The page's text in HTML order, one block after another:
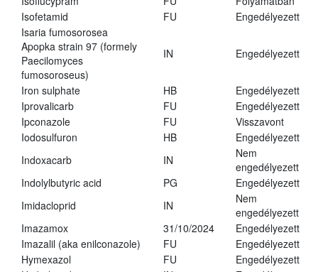
Isofetamid
FU
Engedélyezett
Isaria fumosorosea
Apopka strain 97 (formely
Paecilomyces
fumosoroseus)
IN Engedélyezett
Iron sulphate HB
Engedélyezett
Iprovalicarb
FU
Engedélyezett
Ipconazole
FU
Visszavont
Iodosulfuron
HB
Engedélyezett
Indoxacarb
IN
Nem
engedélyezett
Indolylbutyric acid
PG
Engedélyezett
Imidacloprid
IN
Nem
engedélyezett
Imazamox
31/10/2024
Engedélyezett
Imazalil (aka enilconazole)
FU
Engedélyezett
Hymexazol
FU
Engedélyezett